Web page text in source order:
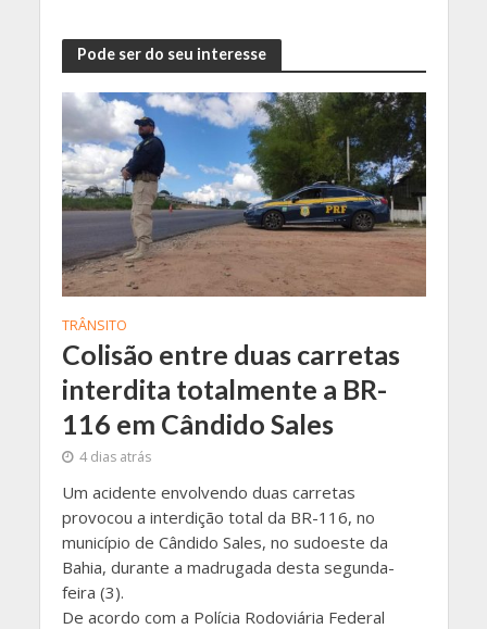
Pode ser do seu interesse
TRÂNSITO
Colisão entre duas carretas
interdita totalmente a BR-
116 em Cândido Sales
4 dias atrás
Um acidente envolvendo duas carretas
provocou a interdição total da BR-116, no
município de Cândido Sales, no sudoeste da
Bahia, durante a madrugada desta segunda-
feira (3).
De acordo com a Polícia Rodoviária Federal